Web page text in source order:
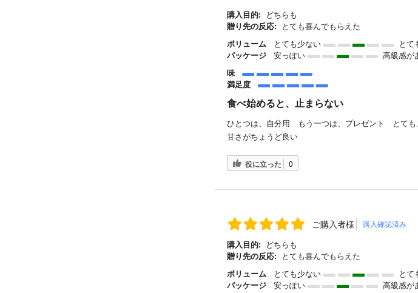
購入目的:
どちらも
贈り先の反応:
とても喜んでもらえた
ボリューム
とても少ない
とて
パッケージ
安っぽい
高級感が
味
満足度
食べ始めると、止まらない
ひとつは、自分用 もう一つは、プレゼント とても
甘さがちょうど良い
役に立った 0
ご購入者様 購入確認済み
購入目的:
どちらも
贈り先の反応:
とても喜んでもらえた
ボリューム
とても少ない
とて
パッケージ
安っぽい
高級感が